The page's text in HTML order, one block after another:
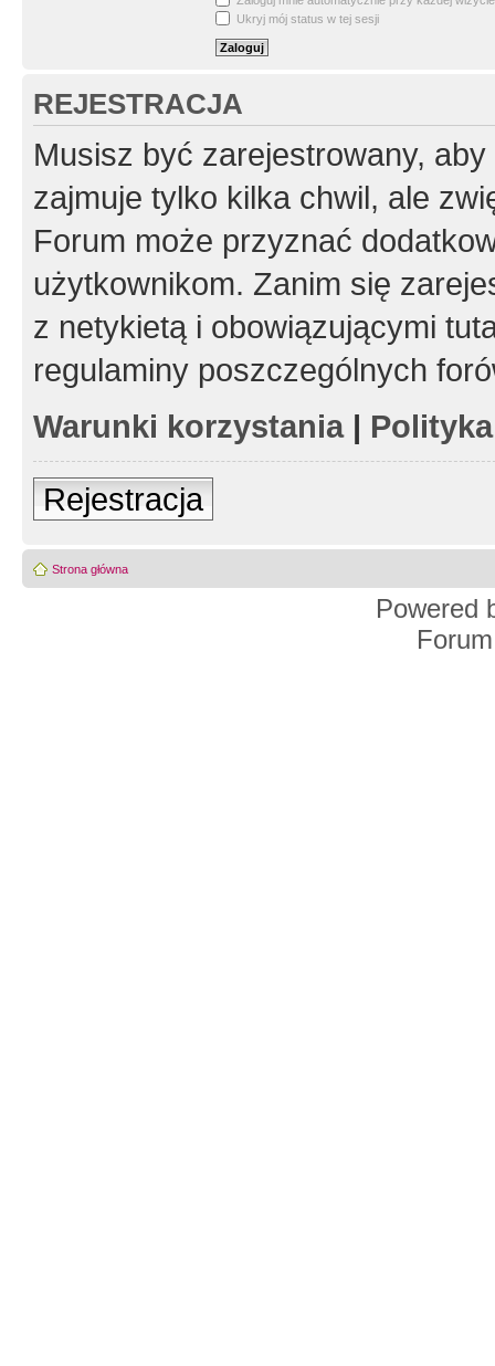
Ukryj mój status w tej sesji
REJESTRACJA
Musisz być zarejestrowany,
zajmuje tylko kilka chwil, ale
Forum może przyznać
użytkownikom. Zanim się
z netykietą i obowiązującymi
regulaminy poszczególnych
Warunki korzystania|
Rejestracja
Strona główna
Powered